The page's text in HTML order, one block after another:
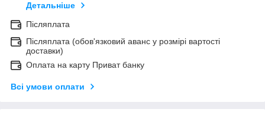
Детальніше
Післяплата
Післяплата (обов'язковий аванс у розмірі вартості
доставки)
Оплата на карту Приват банку
Всі умови оплати